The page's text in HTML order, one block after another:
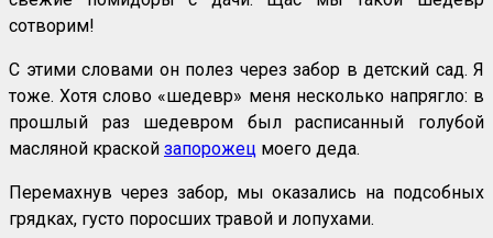
сотворим!
С этими словами он полез через забор в детский сад. Я
тоже. Хотя слово «шедевр» меня несколько напрягло: в
прошлый раз шедевром был расписанный голубой
масляной краской запорожец моего деда.
Перемахнув через забор, мы оказались на подсобных
грядках, густо поросших травой и лопухами.